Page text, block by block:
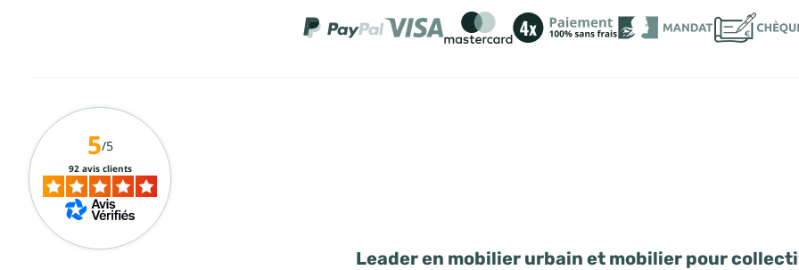
Leader en mobilier urbain et mobilier pour
5/5
92 avis clients